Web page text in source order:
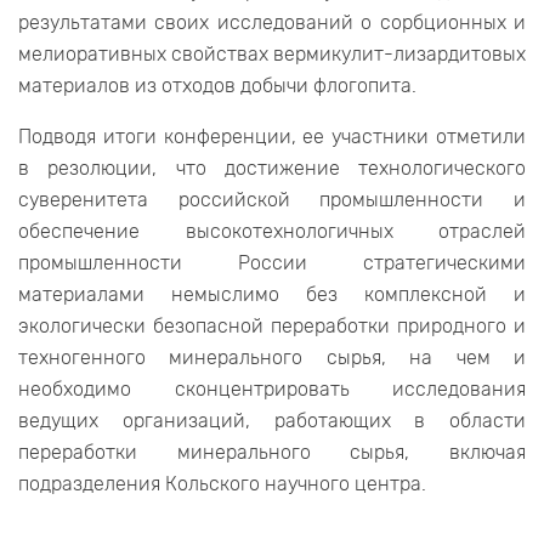
результатами своих исследований о сорбционных и
мелиоративных свойствах вермикулит-лизардитовых
материалов из отходов добычи флогопита.
Подводя итоги конференции, ее участники отметили
в резолюции, что достижение технологического
суверенитета российской промышленности и
обеспечение высокотехнологичных отраслей
промышленности России стратегическими
материалами немыслимо без комплексной и
экологически безопасной переработки природного и
техногенного минерального сырья, на чем и
необходимо сконцентрировать исследования
ведущих организаций, работающих в области
переработки минерального сырья, включая
подразделения Кольского научного центра.